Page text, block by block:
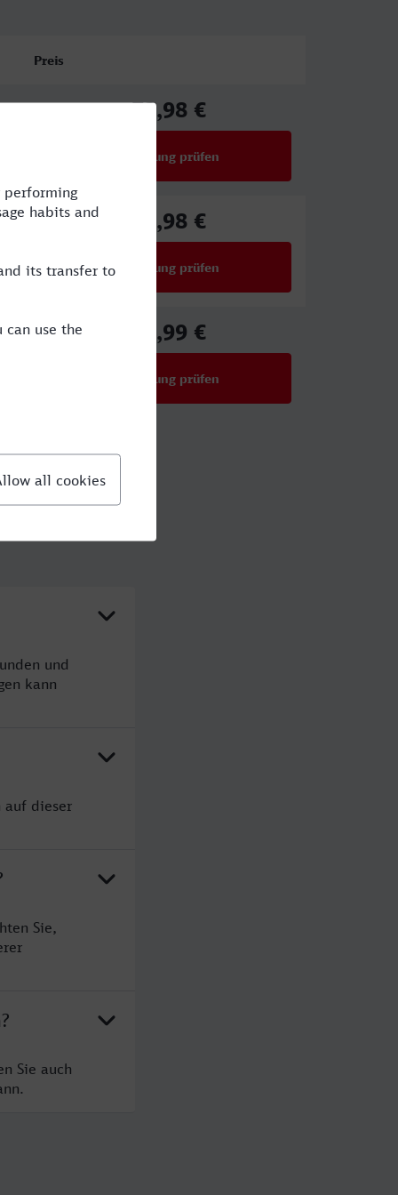
Preis
73,98 €
Verbindung prüfen
73,98 €
Verbindung prüfen
49,99 €
Verbindung prüfen
und
kann
auf dieser
Sie,
Sie auch